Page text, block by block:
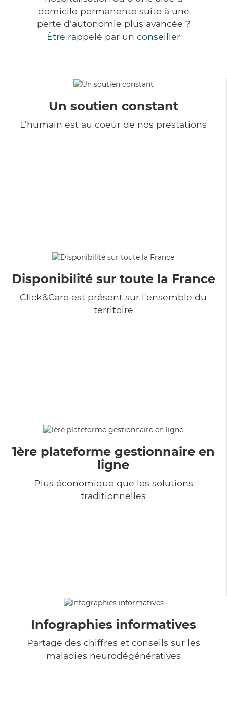
domicile permanente suite à une
perte d'autonomie plus avancée ?
Être rappelé par un conseiller
Un soutien constant
L'humain est au coeur de nos prestations
Disponibilité sur toute la France
Click&Care est présent sur l'ensemble du
territoire
1ère plateforme gestionnaire en
ligne
Plus économique que les solutions
traditionnelles
Infographies informatives
Partage des chiffres et conseils sur les
maladies neurodégénératives